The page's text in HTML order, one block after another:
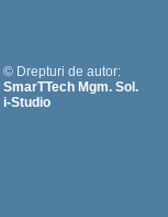
© Drepturi de autor:
SmarTTech Mgm. Sol.
i-Studio